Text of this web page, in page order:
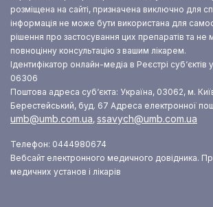
розміщена на сайті, призначена виключно для
інформація не може бути використана для
рішення про застосування цих препаратів та не
повноцінну консультацію з вашим лікарем.
Ідентифікатор онлайн-медіа в Реєстрі
06306
Поштова адреса суб‘єкта: Україна, 03062, м.
Берестейський, буд. 67 Адреса електронної
umb@umb.com.ua, ssavych@umb.com.ua
Телефон: 0444980674
Вебсайт електронного медичного довідника.
медичних установ і лікарів